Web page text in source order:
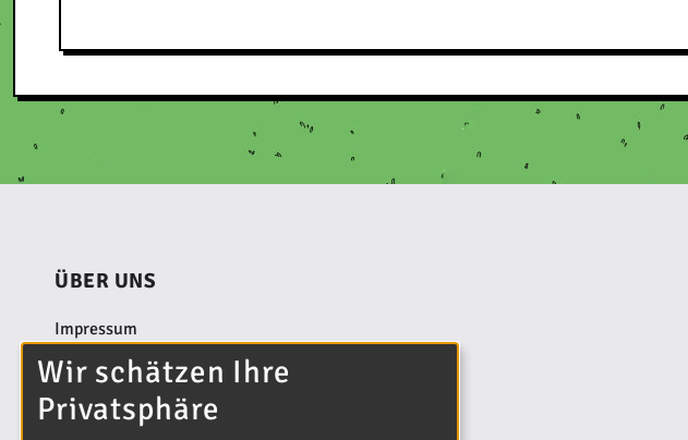
ÜBER UNS
Impressum
Datenschutzerklärung
Kontakt
Wir schätzen Ihre
Privatsphäre